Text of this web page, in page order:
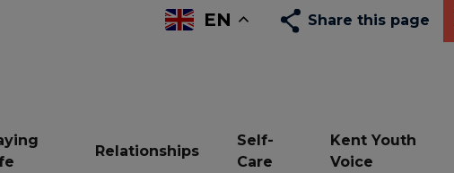
EN Share this page
Relationships
Self-
Care
Kent Youth
Voice